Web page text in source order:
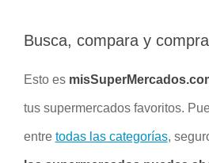
Busca, compara y
Esto es
tus supermercados favoritos.
entre todas las categorías,